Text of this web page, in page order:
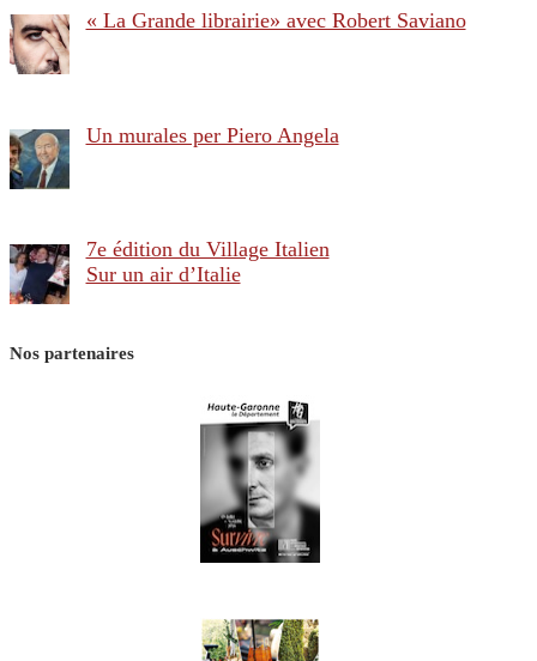
« La Grande librairie» avec Robert Saviano
Un murales per Piero Angela
7e édition du Village Italien
Sur un air d’Italie
Nos partenaires